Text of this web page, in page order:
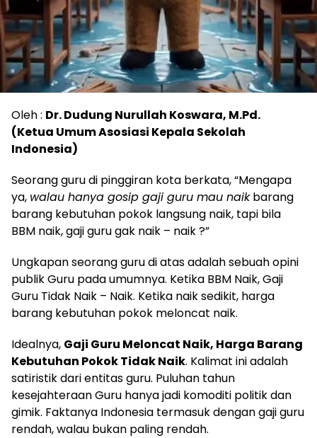
Oleh : Dr. Dudung Nurullah Koswara, M.Pd.
(Ketua Umum Asosiasi Kepala Sekolah
Indonesia)
Seorang guru di pinggiran kota berkata, “Mengapa
ya, walau hanya gosip gaji guru mau naikbarang
barang kebutuhan pokok langsung naik, tapi bila
BBM naik, gaji guru gak naik – naik ?”
Ungkapan seorang guru di atas adalah sebuah opini
publik Guru pada umumnya. Ketika BBM Naik, Gaji
Guru Tidak Naik – Naik. Ketika naik sedikit, harga
barang kebutuhan pokok meloncat naik.
Idealnya, Gaji Guru Meloncat Naik, Harga Barang
Kebutuhan Pokok Tidak Naik. Kalimat ini adalah
satiristik dari entitas guru. Puluhan tahun
kesejahteraan Guru hanya jadi komoditi politik dan
gimik. Faktanya Indonesia termasuk dengan gaji guru
rendah, walau bukan paling rendah.